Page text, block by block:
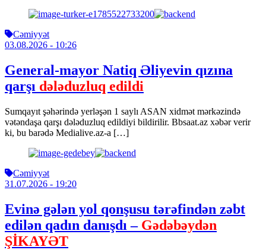
Cəmiyyət
03.08.2026 - 10:26
General-mayor Natiq Əliyevin qızına
qarşı dələduzluq edildi
Sumqayıt şəhərində yerləşən 1 saylı ASAN xidmət mərkəzində
vətəndaşa qarşı dələduzluq edildiyi bildirilir. Bbsaat.az xəbər verir
ki, bu barədə Medialive.az-a […]
Cəmiyyət
31.07.2026 - 19:20
Evinə gələn yol qonşusu tərəfindən zəbt
edilən qadın danışdı – Gədəbəydən
ŞİKAYƏT